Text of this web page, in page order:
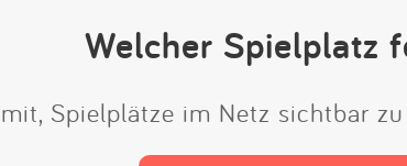
Welcher Spielplatz
Spielplätze im Netz sichtbar